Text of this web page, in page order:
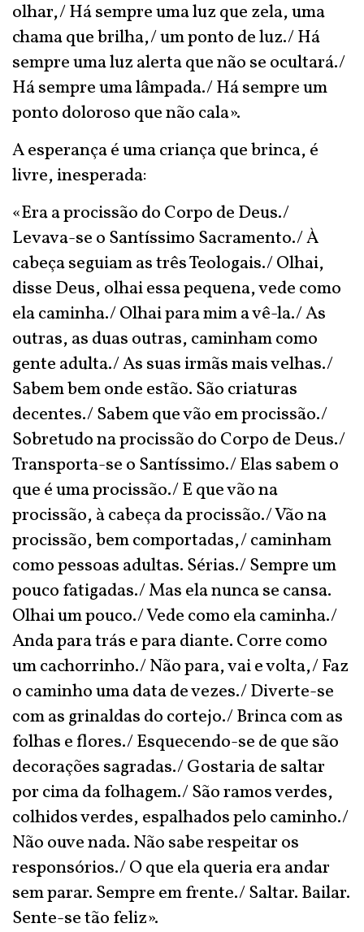
olhar,/ Há sempre uma luz que zela, uma
chama que brilha,/ um ponto de luz./ Há
sempre uma luz alerta que não se ocultará./
Há sempre uma lâmpada./ Há sempre um
ponto doloroso que não cala».
A esperança é uma criança que brinca, é
livre, inesperada:
«Era a procissão do Corpo de Deus./
Levava-se o Santíssimo Sacramento./ À
cabeça seguiam as três Teologais./ Olhai,
disse Deus, olhai essa pequena, vede como
ela caminha./ Olhai para mim a vê-la./ As
outras, as duas outras, caminham como
gente adulta./ As suas irmãs mais velhas./
Sabem bem onde estão. São criaturas
decentes./ Sabem que vão em procissão./
Sobretudo na procissão do Corpo de Deus./
Transporta-se o Santíssimo./ Elas sabem o
que é uma procissão./ E que vão na
procissão, à cabeça da procissão./ Vão na
procissão, bem comportadas,/ caminham
como pessoas adultas. Sérias./ Sempre um
pouco fatigadas./ Mas ela nunca se cansa.
Olhai um pouco./ Vede como ela caminha./
Anda para trás e para diante. Corre como
um cachorrinho./ Não para, vai e volta,/ Faz
o caminho uma data de vezes./ Diverte-se
com as grinaldas do cortejo./ Brinca com as
folhas e flores./ Esquecendo-se de que são
decorações sagradas./ Gostaria de saltar
por cima da folhagem./ São ramos verdes,
colhidos verdes, espalhados pelo caminho./
Não ouve nada. Não sabe respeitar os
responsórios./ O que ela queria era andar
sem parar. Sempre em frente./ Saltar. Bailar.
Sente-se tão feliz».